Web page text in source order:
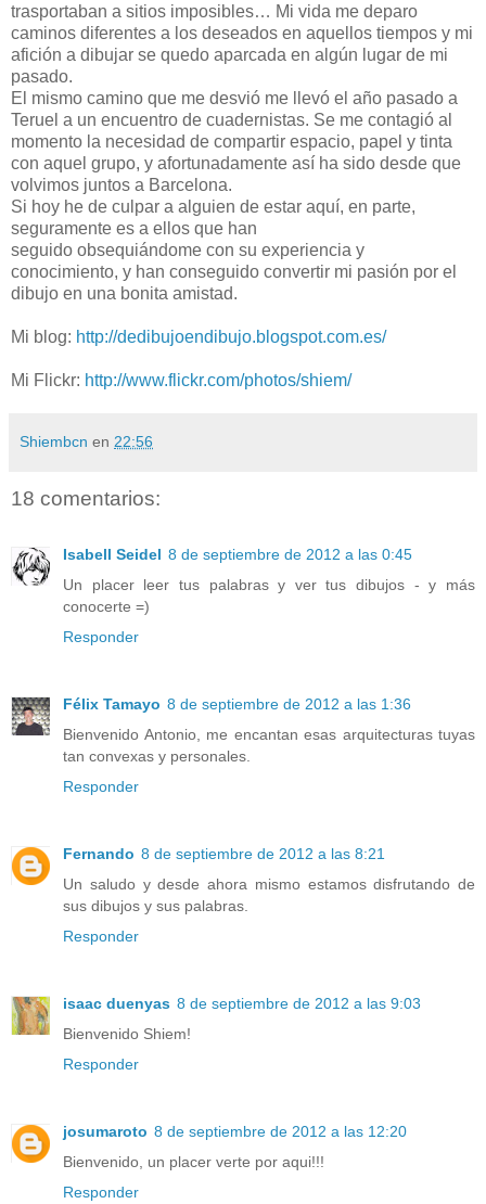
trasportaban a sitios imposibles… Mi vida me deparo
caminos diferentes a los deseados en aquellos tiempos y mi
afición a dibujar se quedo aparcada en algún lugar de mi
pasado.
El mismo camino que me desvió me llevó el año pasado a
Teruel a un encuentro de cuadernistas. Se me contagió al
momento la necesidad de compartir espacio, papel y tinta
con aquel grupo, y afortunadamente así ha sido desde que
volvimos juntos a Barcelona.
Si hoy he de culpar a alguien de estar aquí, en parte,
seguramente es a ellos que han
seguido obsequiándome con su experiencia y
conocimiento, y han conseguido convertir mi pasión por el
dibujo en una bonita amistad.
Mi blog: http://dedibujoendibujo.blogspot.com.es/
Mi Flickr: http://www.flickr.com/photos/shiem/
Shiembcn en 22:56
18 comentarios:
Isabell Seidel 8 de septiembre de 2012 a las 0:45
Un placer leer tus palabras y ver tus dibujos - y más
conocerte =)
Responder
Félix Tamayo 8 de septiembre de 2012 a las 1:36
Bienvenido Antonio, me encantan esas arquitecturas tuyas
tan convexas y personales.
Responder
Fernando 8 de septiembre de 2012 a las 8:21
Un saludo y desde ahora mismo estamos disfrutando de
sus dibujos y sus palabras.
Responder
isaac duenyas 8 de septiembre de 2012 a las 9:03
Bienvenido Shiem!
Responder
josumaroto 8 de septiembre de 2012 a las 12:20
Bienvenido, un placer verte por aqui!!!
Responder